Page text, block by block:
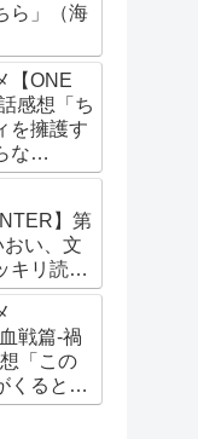
ら」（海
【ONE
感想「ち
を擁護す
な
】第
い、文
キリ読め
戦篇-禍
「この
くると